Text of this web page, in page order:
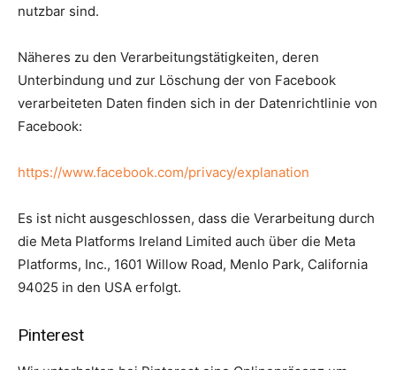
nutzbar sind.
Näheres zu den Verarbeitungstätigkeiten, deren
Unterbindung und zur Löschung der von Facebook
verarbeiteten Daten finden sich in der Datenrichtlinie von
Facebook:
https://www.facebook.com/privacy/explanation
Es ist nicht ausgeschlossen, dass die Verarbeitung durch
die Meta Platforms Ireland Limited auch über die Meta
Platforms, Inc., 1601 Willow Road, Menlo Park, California
94025 in den USA erfolgt.
Pinterest